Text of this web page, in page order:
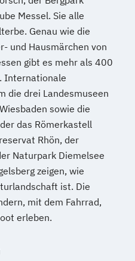
Design
Systeme
Administration
Management
Corporate
(Abendstudium)
Messel. Sie alle
Genau wie die
und Hausmärchen von
gibt es mehr als 400
Internationale
die drei Landesmuseen
sowie die
das Römerkastell
Rhön, der
Naturpark Diemelsee
zeigen, wie
ist. Die
mit dem Fahrrad,
erleben.